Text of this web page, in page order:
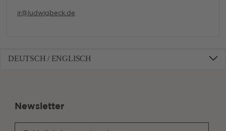
ir@ludwigbeck.de
DEUTSCH / ENGLISCH
Newsletter